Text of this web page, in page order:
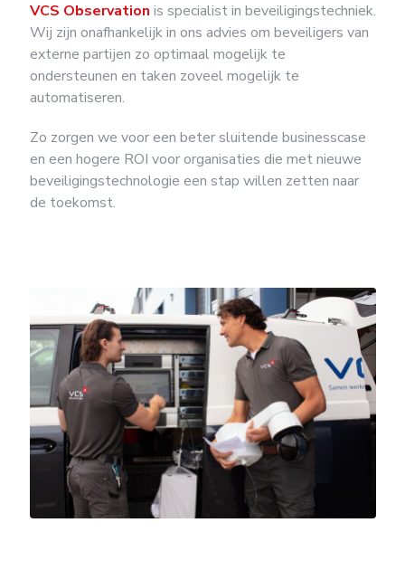
VCS Observation is specialist in beveiligingstechniek.
Wij zijn onafhankelijk in ons advies om beveiligers van
externe partijen zo optimaal mogelijk te
ondersteunen en taken zoveel mogelijk te
automatiseren.
Zo zorgen we voor een beter sluitende businesscase
en een hogere ROI voor organisaties die met nieuwe
beveiligingstechnologie een stap willen zetten naar
de toekomst.